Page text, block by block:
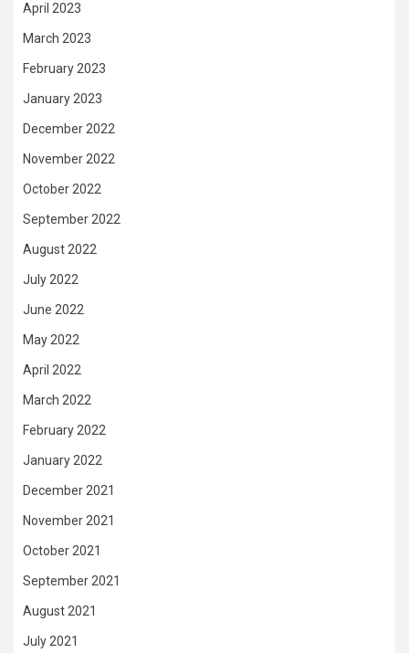
April 2023
March 2023
February 2023
January 2023
December 2022
November 2022
October 2022
September 2022
August 2022
July 2022
June 2022
May 2022
April 2022
March 2022
February 2022
January 2022
December 2021
November 2021
October 2021
September 2021
August 2021
July 2021